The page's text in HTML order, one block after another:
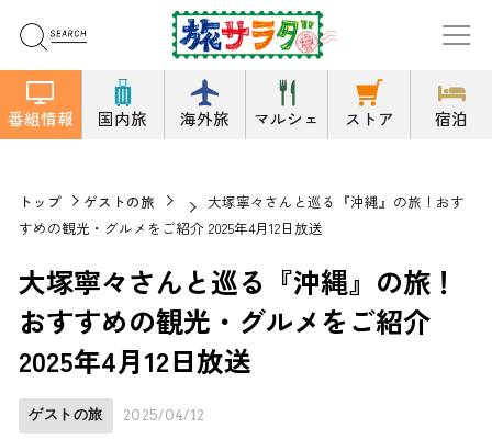
番組情報 国内旅 海外旅 マルシェ ストア 宿泊
トップ ゲストの旅
大塚寧々さんと巡る『沖縄』の旅！おす
すめの観光・グルメをご紹介 2025年4月12日放送
大塚寧々さんと巡る『沖縄』の旅！
おすすめの観光・グルメをご紹介
2025年4月12日放送
ゲストの旅 2025/04/12